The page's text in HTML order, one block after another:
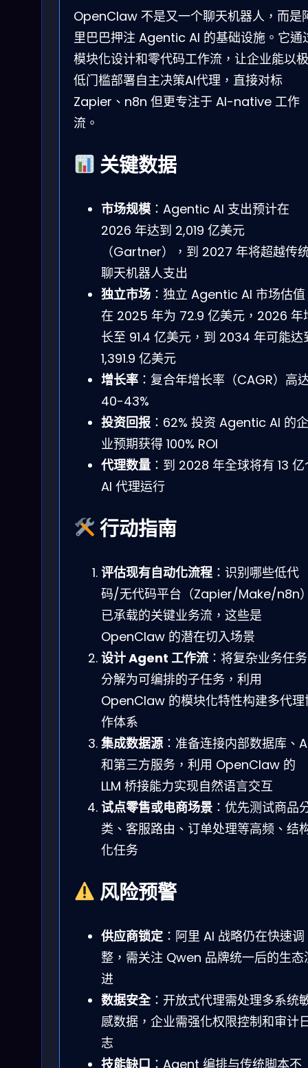
OpenClaw 不是又一个聊天机器人，而是
里巴巴押注 Agentic AI 的基础设施。它通
模块化设计和零代码工作流，让企业能以极
低门槛部署自主决策AI代理，直接对标
Zapier、n8n 但更专注于 AI-native 工作
流。
关键数据
市场规模 ：Agentic AI 支出预计在
2026 年达到 2,019 亿美元
（Gartner），到 2027 年将超越传
聊天机器人支出
独立市场 ：独立 Agentic AI 市场估值
在 2025 年为 72.9 亿美元，2026 年
长至 91.4 亿美元，到 2034 年可能达
1,391.9 亿美元
增长率 ：复合年增长率（CAGR）高
40-43%
投资回报 ：62% 投资 Agentic AI 的企
业预期获得 100% ROI
代理数量 ：到 2028 年全球将有 13
AI 代理运行
行动指南
评估现有自动化流程 ：识别哪些低代
码/无代码平台（Zapier/Make/n8n
已承载的关键业务流，这些是
OpenClaw 的潜在切入场景
设计 Agent 工作流 ：将复杂业务任务
分解为可编排的子任务，利用
OpenClaw 的模块化特性构建多代理
作体系
集成数据源 ：准备连接内部数据库、
和第三方服务，利用 OpenClaw 的
LLM 桥接能力实现自然语言交互
试点零售或电商场景 ：优先测试商品
类、客服路由、订单处理等高频、结
化任务
风险预警
供应商锁定：阿里 AI 战略仍在快速调
整，需关注 Qwen 品牌统一后的生态
进
数据安全：开放式代理需处理多系统
感数据，企业需强化权限控制和审计
志
技能缺口 ：Agent 编排与传统脚本不